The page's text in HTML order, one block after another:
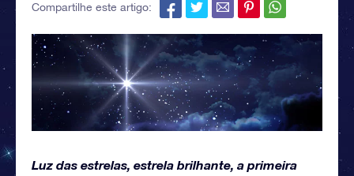
Compartilhe este artigo:
Luz das estrelas, estrela brilhante, a primeira